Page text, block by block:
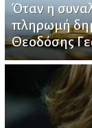
Όταν η
πληρωμή
Θεοδόσης